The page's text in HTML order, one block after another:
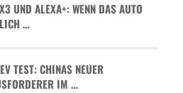
UND ALEXA+: WENN DAS AUTO
…
TEST: CHINAS NEUER
IM …